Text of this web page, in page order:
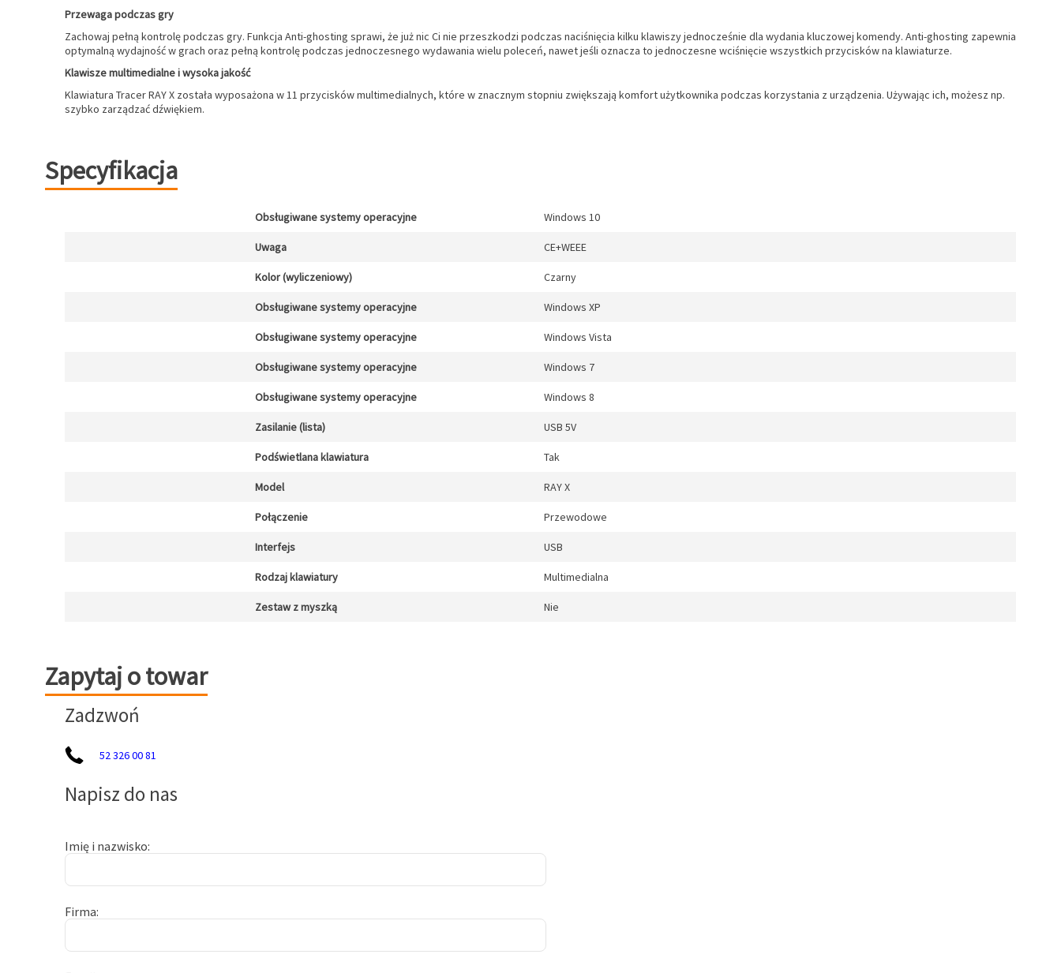
Przewaga podczas gry
Zachowaj pełną kontrolę podczas gry. Funkcja Anti-ghosting sprawi, że już nic Ci nie przeszkodzi podczas naciśnięcia kilku klawiszy jednocześnie dla wydania kluczowej komendy. Anti-ghosting zapewnia
optymalną wydajność w grach oraz pełną kontrolę podczas jednoczesnego wydawania wielu poleceń, nawet jeśli oznacza to jednoczesne wciśnięcie wszystkich przycisków na klawiaturze.
Klawisze multimedialne i wysoka jakość
Klawiatura Tracer RAY X została wyposażona w 11 przycisków multimedialnych, które w znacznym stopniu zwiększają komfort użytkownika podczas korzystania z urządzenia. Używając ich, możesz np.
szybko zarządzać dźwiękiem.
Specyfikacja
Obsługiwane systemy operacyjne Windows 10
Uwaga CE+WEEE
Kolor (wyliczeniowy) Czarny
Obsługiwane systemy operacyjne Windows XP
Obsługiwane systemy operacyjne Windows Vista
Obsługiwane systemy operacyjne Windows 7
Obsługiwane systemy operacyjne Windows 8
Zasilanie (lista) USB 5V
Podświetlana klawiatura Tak
Model RAY X
Połączenie Przewodowe
Interfejs USB
Rodzaj klawiatury Multimedialna
Zestaw z myszką Nie
Zapytaj o towar
Zapytaj o towar
Zadzwoń
52 326 00 81
Napisz do nas
Imię i nazwisko
Firma